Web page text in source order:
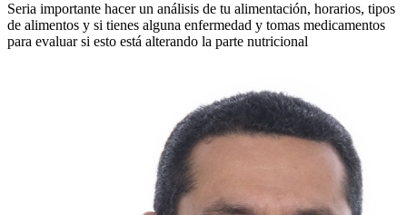
Seria importante hacer un análisis de tu alimentación, horarios, tipos
de alimentos y si tienes alguna enfermedad y tomas medicamentos
para evaluar si esto está alterando la parte nutricional